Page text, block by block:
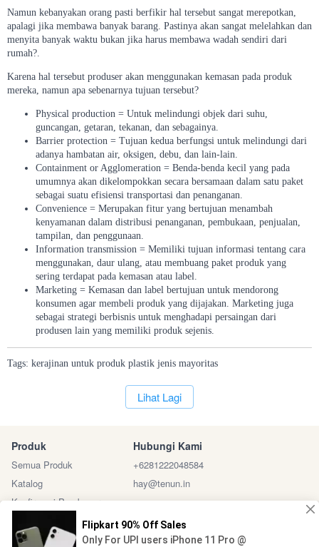
Namun kebanyakan orang pasti berfikir hal tersebut sangat merepotkan,
apalagi jika membawa banyak barang. Pastinya akan sangat melelahkan dan
menyita banyak waktu bukan jika harus membawa wadah sendiri dari
rumah?.
Karena hal tersebut produser akan menggunakan kemasan pada produk
mereka, namun apa sebenarnya tujuan tersebut?
Physical production = Untuk melindungi objek dari suhu,
guncangan, getaran, tekanan, dan sebagainya.
Barrier protection = Tujuan kedua berfungsi untuk melindungi dari
adanya hambatan air, oksigen, debu, dan lain-lain.
Containment or Agglomeration = Benda-benda kecil yang pada
umumnya akan dikelompokkan secara bersamaan dalam satu paket
sebagai suatu efisiensi transportasi dan penanganan.
Convenience = Merupakan fitur yang bertujuan menambah
kenyamanan dalam distribusi penanganan, pembukaan, penjualan,
tampilan, dan penggunaan.
Information transmission = Memiliki tujuan informasi tentang cara
menggunakan, daur ulang, atau membuang paket produk yang
sering terdapat pada kemasan atau label.
Marketing = Kemasan dan label bertujuan untuk mendorong
konsumen agar membeli produk yang dijajakan. Marketing juga
sebagai strategi berbisnis untuk menghadapi persaingan dari
produsen lain yang memiliki produk sejenis.
Tags: kerajinan untuk produk plastik jenis mayoritas
`Lihat Lagi
Produk
Semua Produk
Katalog
Konfirmasi Pembayaran
Hubungi Kami
+6281222048584
hay@tenun.in
Sosial Media Marketplace